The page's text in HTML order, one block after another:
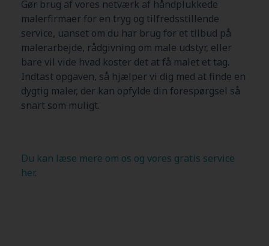
Gør brug af vores netværk af håndplukkede
malerfirmaer for en tryg og tilfredsstillende
service, uanset om du har brug for et tilbud på
malerarbejde, rådgivning om male udstyr, eller
bare vil vide hvad koster det at få malet et tag.
Indtast opgaven, så hjælper vi dig med at finde en
dygtig maler, der kan opfylde din forespørgsel så
snart som muligt.
Du kan læse mere om os og vores gratis service
her.